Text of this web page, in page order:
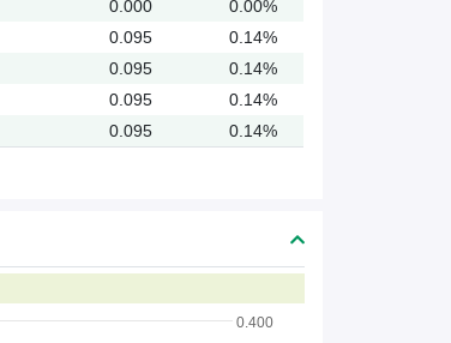
0.000
0.00%
0.095
0.14%
0.095
0.14%
0.095
0.14%
0.095 0.14%
0.400